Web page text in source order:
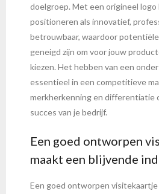
doelgroep. Met een origineel logo
positioneren als innovatief,
betrouwbaar, waardoor
geneigd zijn om voor jouw
kiezen. Het hebben van een
essentieel in een competitieve
merkherkenning en differentiatie
succes van je bedrijf.
Een goed ontworpen
maakt een blijvende
Een goed ontworpen